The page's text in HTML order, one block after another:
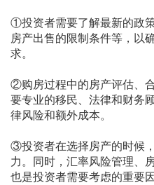
①投资者需要了解最新的政
房产出售的限制条件等，以
求。
②购房过程中的房产评估、
要专业的移民、法律和财务
律风险和额外成本。
③投资者在选择房产的时候
力。同时，汇率风险管理、
也是投资者需要考虑的重要因